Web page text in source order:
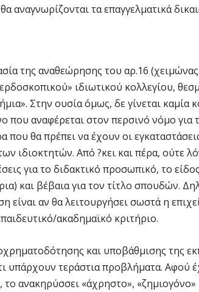
αναγνωρίζονται τα επαγγελματικά
της αναθεώρησης του αρ.16 (χειμώνας
ιδιωτικού κολλεγίου,
Στην ουσία όμως, δε γίνεται καμία
αναφέρεται στον περσινό νόμο για
που θα πρέπει να έχουν οι
ιδιοκτητών. Από ?κει και πέρα, ούτε
για το διδακτικό προσωπικό, το
και βέβαια για τον τίτλο σπουδών.
είναι αν θα λειτουργήσει σωστά η
ακαδημαϊκό κριτήριο.
και υποβάθμισης της
υπάρχουν τεράστια προβλήματα. Αφού
ανακηρύσσει «άχρηστο», «ζημιογόνο»